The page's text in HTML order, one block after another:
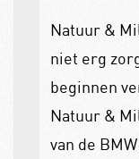
Natuur &
niet erg
beginnen
Natuur &
van de